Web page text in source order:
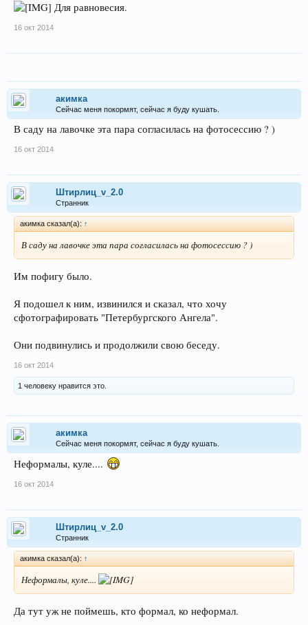
Для равновесия.
16 окт 2014
акимка
Сейчас меня покормят, сейчас я буду кушать.
В саду на лавочке эта пара согласилась на фотосессию ? )
16 окт 2014
Штирлиц_v_2.0
Странник
акимка сказал(а): ↑
В саду на лавочке эта пара согласилась на фотосессию ? )
Им пофигу было.
Я подошел к ним, извинился и сказал, что хочу
сфотографировать "Петербургского Ангела".
Они подвинулись и продолжили свою беседу.
16 окт 2014
1 человеку нравится это.
акимка
Сейчас меня покормят, сейчас я буду кушать.
Неформалы, куле....
16 окт 2014
Штирлиц_v_2.0
Странник
акимка сказал(а): ↑
Неформалы, куле....
Да тут уж не поймешь, кто формал, ко неформал.